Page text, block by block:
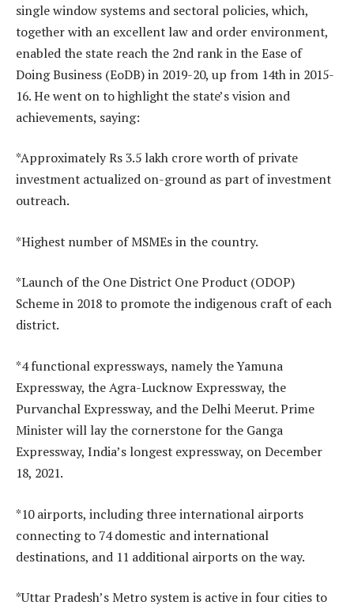
single window systems and sectoral policies, which,
together with an excellent law and order environment,
enabled the state reach the 2nd rank in the Ease of
Doing Business (EoDB) in 2019-20, up from 14th in 2015-
16. He went on to highlight the state’s vision and
achievements, saying:
*Approximately Rs 3.5 lakh crore worth of private
investment actualized on-ground as part of investment
outreach.
*Highest number of MSMEs in the country.
*Launch of the One District One Product (ODOP)
Scheme in 2018 to promote the indigenous craft of each
district.
*4 functional expressways, namely the Yamuna
Expressway, the Agra-Lucknow Expressway, the
Purvanchal Expressway, and the Delhi Meerut. Prime
Minister will lay the cornerstone for the Ganga
Expressway, India’s longest expressway, on December
18, 2021.
*10 airports, including three international airports
connecting to 74 domestic and international
destinations, and 11 additional airports on the way.
*Uttar Pradesh’s Metro system is active in four cities to